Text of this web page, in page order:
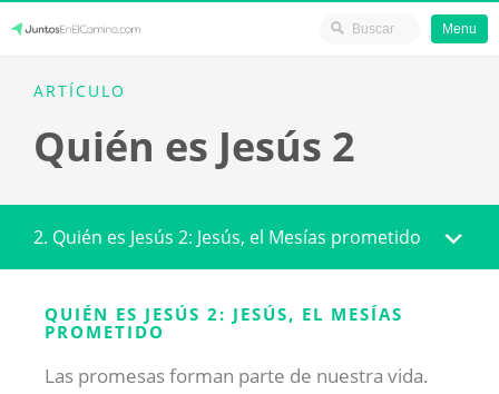
content
JuntosEnElCamino.com
Menu
ARTÍCULO
Quién es Jesús 2
2. Quién es Jesús 2: Jesús, el Mesías prometido
QUIÉN ES JESÚS 2: JESÚS, EL MESÍAS
PROMETIDO
Las promesas forman parte de nuestra vida.